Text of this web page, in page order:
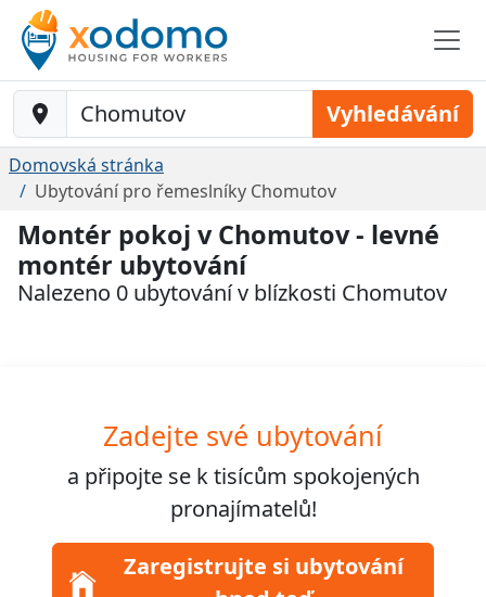
Baustelle-Location Vyhledávání
Domovská stránka
Ubytování pro řemeslníky Chomutov
Montér pokoj v Chomutov - levné
montér ubytování
Nalezeno 0 ubytování v blízkosti Chomutov
Zadejte své ubytování
a připojte se ktisícům spokojených
pronajímatelů!
Zaregistrujte si ubytování